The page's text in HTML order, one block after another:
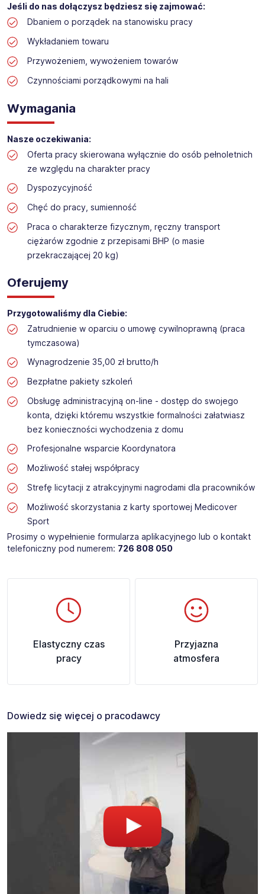
działalności daliśmy pracę przeszło 50 000 pracowników
w całym kraju. Skutecznie znajdujemy pracowników dla
największych firm, jak również małych rodzinnych
przedsiębiorstw w Polsce. Agencja jest wpisana pod nr
stanowisko:
Lokalizacja: Bydgoszcz
Jeśli do nas dołączysz będziesz się zajmować:
Dbaniem o porządek na stanowisku pracy
Wykładaniem towaru
Przywożeniem, wywożeniem towarów
Czynnościami porządkowymi na hali
Wymagania
Nasze oczekiwania:
Oferta pracy skierowana wyłącznie do osób pełnoletnich
ze względu na charakter pracy
Dyspozycyjność
Chęć do pracy, sumienność
Praca o charakterze fizycznym, ręczny transport
ciężarów zgodnie z przepisami BHP (o masie
przekraczającej 20 kg)
Oferujemy
Przygotowaliśmy dla Ciebie:
Zatrudnienie w oparciu o umowę cywilnoprawną (praca
tymczasowa)
Wynagrodzenie 35,00 zł brutto/h
Bezpłatne pakiety szkoleń
Obsługę administracyjną on-line - dostęp do swojego
konta, dzięki któremu wszystkie formalności załatwiasz
bez konieczności wychodzenia z domu
Profesjonalne wsparcie Koordynatora
Możliwość stałej współpracy
Strefę licytacji z atrakcyjnymi nagrodami dla pracowników
Możliwość skorzystania z karty sportowej Medicover
Sport
Prosimy o wypełnienie formularza aplikacyjnego lub o kontakt
telefoniczny pod numerem: 726 808 050​
Elastyczny czas
pracy
Przyjazna
atmosfera
Dowiedz się więcej o pracodawcy